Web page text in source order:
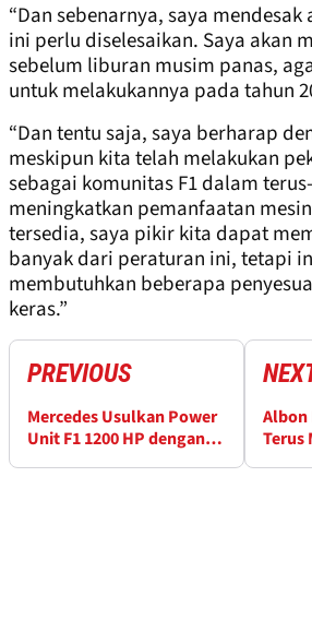
“Dan sebenarnya, saya
ini perlu diselesaikan. Saya akan
sebelum liburan musim panas,
untuk melakukannya pada tahun
“Dan tentu saja, saya berharap
meskipun kita telah melakukan
sebagai komunitas F1 dalam
meningkatkan pemanfaatan
tersedia, saya pikir kita dapat
banyak dari peraturan ini, tetapi
membutuhkan beberapa
keras.”
PREVIOUS
Mercedes Usulkan Power
Unit F1 1200 HP dengan
Albon
Terus